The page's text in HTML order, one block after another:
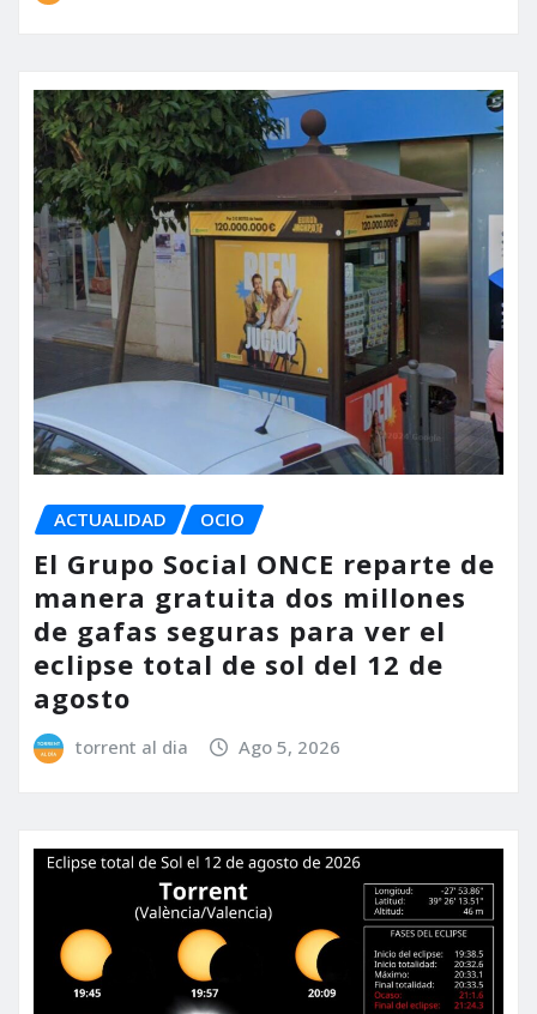
ACTUALIDAD OCIO
El Grupo Social ONCE reparte de
manera gratuita dos millones
de gafas seguras para ver el
eclipse total de sol del 12 de
agosto
torrent al dia Ago 5, 2026